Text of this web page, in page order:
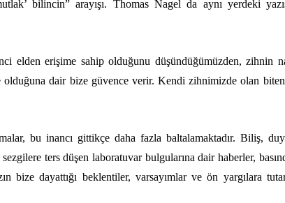
bilincin” arayışı. Thomas Nagel da aynı yerdeki
elden erişime sahip olduğunu düşündüğümüzden, zihnin
dair bize güvence verir. Kendi zihnimizde olan
bu inancı gittikçe daha fazla baltalamaktadır. Biliş,
sezgilere ters düşen laboratuvar bulgularına dair haberler,
bize dayattığı beklentiler, varsayımlar ve ön yargılara